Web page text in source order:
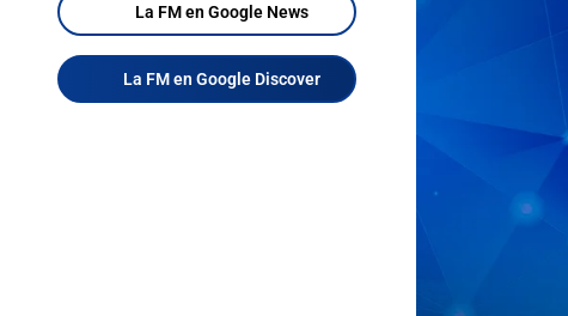
La FM en Google News
La FM en Google Discover